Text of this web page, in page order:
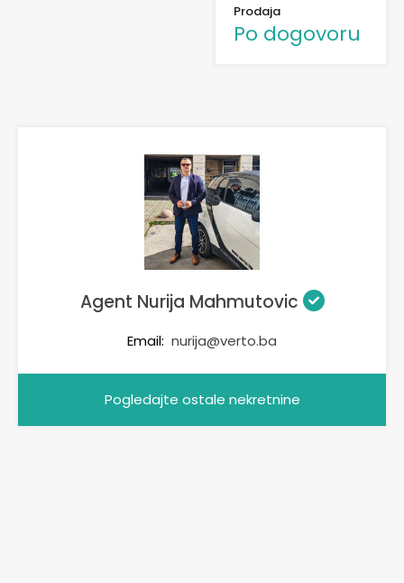
Prodaja
Po dogovoru
Agent Nurija Mahmutovic
Email: nurija@verto.ba
Pogledajte ostale nekretnine